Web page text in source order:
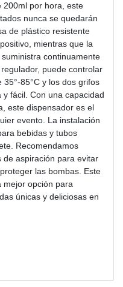
200ml por hora, este
nunca se quedarán
de plástico resistente
mientras que la
continuamente
puede controlar
85°C y los dos grifos
fácil. Con una capacidad
este dispensador es el
evento. La instalación
bebidas y tubos
Recomendamos
de aspiración para evitar
las bombas. Este
mejor opción para
únicas y deliciosas en